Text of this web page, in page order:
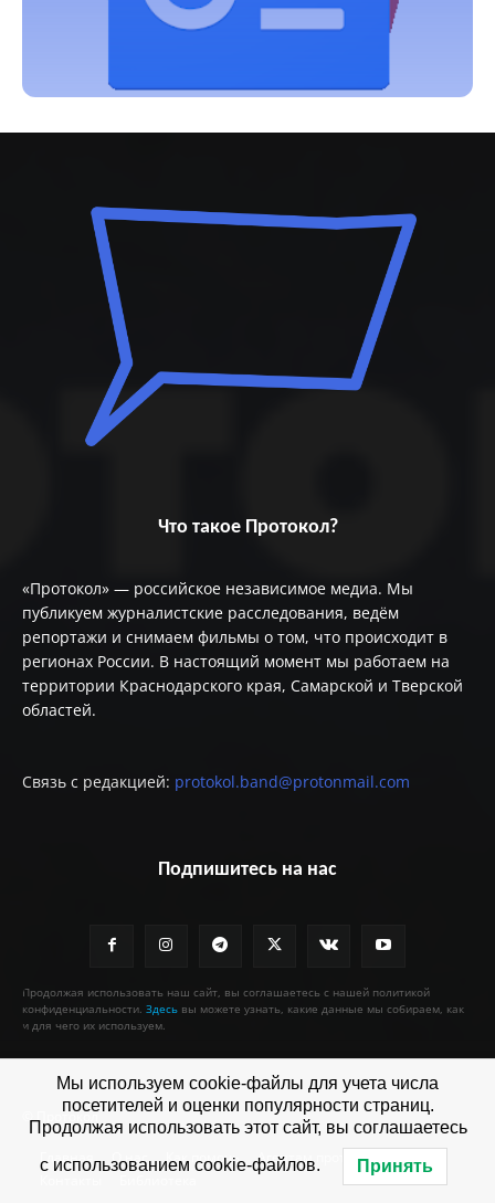
Что такое Протокол?
«Протокол» — российское независимое медиа. Мы
публикуем журналистские расследования, ведём
репортажи и снимаем фильмы о том, что происходит в
регионах России. В настоящий момент мы работаем на
территории Краснодарского края, Самарской и Тверской
областей.
Связь с редакцией: protokol.band@protonmail.com
Подпишитесь на нас
Продолжая использовать наш сайт, вы соглашаетесь с нашей политикой
конфиденциальности. Здесь вы можете узнать, какие данные мы собираем, как
и для чего их используем.
© Протокол
Главная О нас Как помочь
Агентам протокола
Мы используем cookie-файлы для учета числа
посетителей и оценки популярности страниц.
Продолжая использовать этот сайт, вы соглашаетесь
с использованием cookie-файлов. Принять